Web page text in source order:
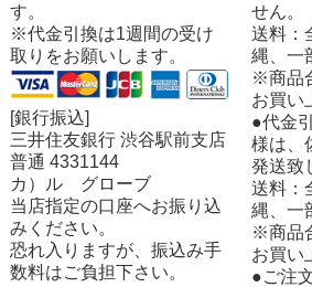
す。
※代金引換は1週間の受け
取りをお願いします。
[銀行振込]
三井住友銀行 渋谷駅前支店
普通 4331144
カ）ル グローブ
当店指定の口座へお振り込
みください。
恐れ入りますが、振込み手
数料はご負担下さい。
せん。
送料：
縄、一
※商品
お買い
●代金
様は、
発送致
送料：
縄、一
※商品
お買い
●ご注